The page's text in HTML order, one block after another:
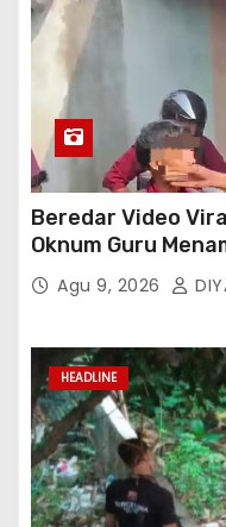
Beredar Video
Oknum Guru
Parkir Sekolah
Agu 9, 2026
HEADLINE